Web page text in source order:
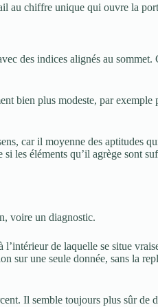
au chiffre unique qui ouvre la
des indices alignés au sommet.
bien plus modeste, par exemple
car il moyenne des aptitudes
les éléments qu’il agrège sont
voire un diagnostic.
de laquelle se situe
sur une seule donnée, sans la
Il semble toujours plus sûr de